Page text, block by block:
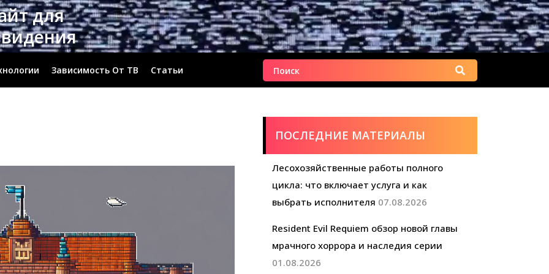
для
Зависимость От ТВ Статьи Найти:
ПОСЛЕДНИЕ МАТЕРИАЛЫ
Лесохозяйственные работы полного
цикла: что включает услуга и как
выбрать исполнителя 07.08.2026
Resident Evil Requiem обзор новой главы
мрачного хоррора и наследия серии
01.08.2026